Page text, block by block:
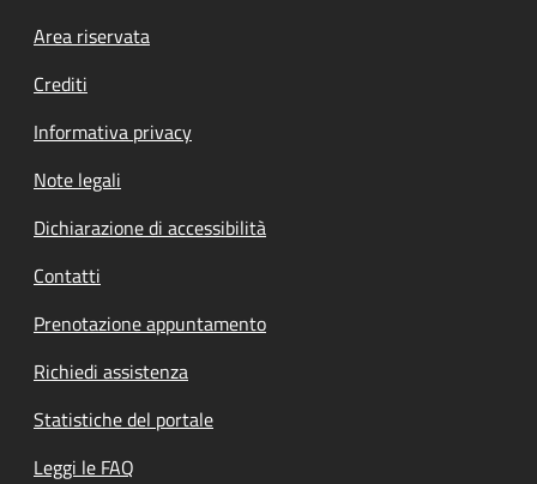
Footer menu
Area riservata
Crediti
Informativa privacy
Note legali
Dichiarazione di accessibilità
Contatti
Prenotazione appuntamento
Richiedi assistenza
Statistiche del portale
Leggi le FAQ